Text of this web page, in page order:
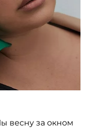
весну за окном